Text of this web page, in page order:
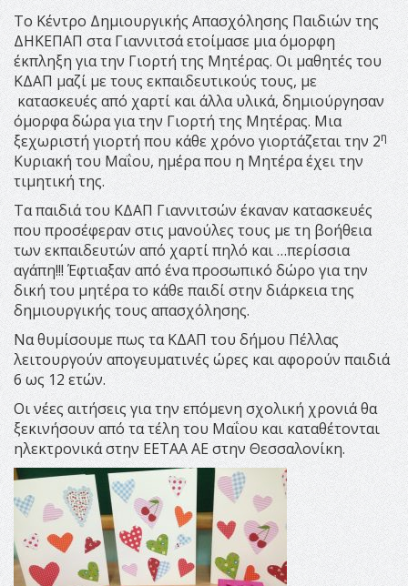
Το Κέντρο Δημιουργικής Απασχόλησης Παιδιών της
ΔΗΚΕΠΑΠ στα Γιαννιτσά ετοίμασε μια όμορφη
έκπληξη για την Γιορτή της Μητέρας. Οι μαθητές του
ΚΔΑΠ μαζί με τους εκπαιδευτικούς τους, με
κατασκευές από χαρτί και άλλα υλικά, δημιούργησαν
όμορφα δώρα για την Γιορτή της Μητέρας. Μια
ξεχωριστή γιορτή που κάθε χρόνο γιορτάζεται την 2η
Κυριακή του Μαΐου, ημέρα που η Μητέρα έχει την
τιμητική της.
Τα παιδιά του ΚΔΑΠ Γιαννιτσών έκαναν κατασκευές
που προσέφεραν στις μανούλες τους με τη βοήθεια
των εκπαιδευτών από χαρτί πηλό και …περίσσια
αγάπη!!! Έφτιαξαν από ένα προσωπικό δώρο για την
δική του μητέρα το κάθε παιδί στην διάρκεια της
δημιουργικής τους απασχόλησης.
Να θυμίσουμε πως τα ΚΔΑΠ του δήμου Πέλλας
λειτουργούν απογευματινές ώρες και αφορούν παιδιά
6 ως 12 ετών.
Οι νέες αιτήσεις για την επόμενη σχολική χρονιά θα
ξεκινήσουν από τα τέλη του Μαΐου και καταθέτονται
ηλεκτρονικά στην ΕΕΤΑΑ ΑΕ στην Θεσσαλονίκη.